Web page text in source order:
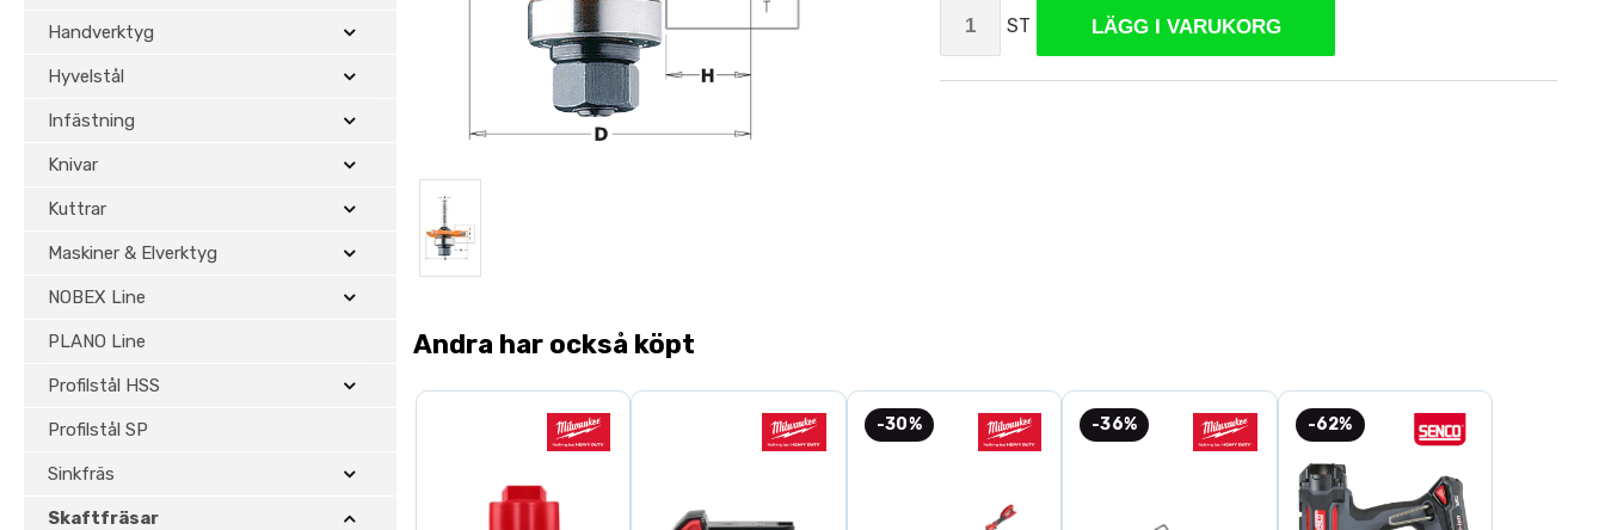
Handverktyg
Hyvelstål
Infästning
Knivar
Kuttrar
Maskiner & Elverktyg
NOBEX Line
PLANO Line
Profilstål HSS
Profilstål SP
Sinkfräs
Skaftfräsar
ST LÄGG I VARUKORG
Andra har också köpt
-30% -36% -62%